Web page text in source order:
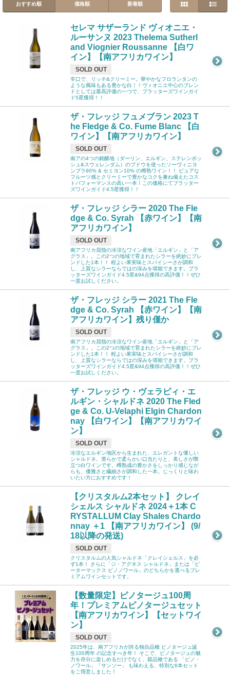
おすすめ順 価格順 新着順
セレマ サザーランド ヴィオニエ・
ルーサンヌ 2023 Thelema Sutherl
and Viognier Roussanne 【白ワ
イン】【南アフリカワイン】
SOLD OUT
辛口で、リッチ&クリーミー。華やかなフロランタンの
ような風味もある豊かな白！！ヴィオニエ中心のブレン
ドとしては最高評価の一つで、プラッターズワインガイ
ド5星獲得！！
ザ・フレッジ フュメブラン 2023 T
he Fledge & Co. Fume Blanc 【白
ワイン】【南アフリカワイン】
SOLD OUT
南アの4つの銘醸地（ダーリン、エルギン、ステレンボッ
シュ&スウェレンダム）のブドウを使ったソーヴィニヨ
ンブラ90% & セミヨン10% の樽熟ワイン！！ ピュアな
フルーツ感とクリーミーで豊かなコクを兼ね備えたコス
トパフォーマンスの高い一本！この価格にてプラッター
ズワインガイド4.5星獲得！！
ザ・フレッジ シラー 2020 The Fle
dge & Co. Syrah 【赤ワイン】【南
アフリカワイン】
SOLD OUT
南アフリカ屈指の冷涼なワイン産地「エルギン」と「ア
グラス」。この2つの地域で育まれたシラーを絶妙にブレ
ンドした1本！！ 程よい果実味とスパイシーさが調和
し、上質なシラーならではの深みを堪能できます。プラ
ッターズワインガイド4.5星&94点獲得の高評価！！ぜひ
一度お試しください。
ザ・フレッジ シラー 2021 The Fle
dge & Co. Syrah 【赤ワイン】【南
アフリカワイン】残り僅か
SOLD OUT
南アフリカ屈指の冷涼なワイン産地「エルギン」と「ア
グラス」。この2つの地域で育まれたシラーを絶妙にブレ
ンドした1本！！ 程よい果実味とスパイシーさが調和
し、上質なシラーならではの深みを堪能できます。プラ
ッターズワインガイド4.5星&94点獲得の高評価！！ぜひ
一度お試しください。
ザ・フレッジ ウ・ヴェラピィ・エ
ルギン・シャルドネ 2020 The Fled
ge & Co. U-Velaphi Elgin Chardon
nay 【白ワイン】【南アフリカワイ
ン】
SOLD OUT
冷涼なエルギン地区から生まれた、エレガントな優しい
シャルドネ。滑らかで柔らかい口当たりと、美しさが際
立つ白ワインです。樽熟成の豊かさをしっかり感じなが
らも、優雅さと繊細さが調和した一本。じっくりと味わ
いたい方におすすめです！
【クリスタルム2本セット】 クレイ
シェルス シャルドネ 2024＋1本 C
RYSTALLUM Clay Shales Chardo
nnay ＋1 【南アフリカワイン】 (9/
18以降の発送)
SOLD OUT
クリスタルムの人気シャルドネ「クレイシェルス」を必
ず1本！ さらに「ジ・アグネス シャルドネ」または「ピ
ーターマックス ピノノワール」のどちらかを選べるプレ
ミアムワインセットです。
【数量限定】ピノタージュ100周
年！プレミアムピノタージュセット
【南アフリカワイン】【セットワイ
ン】
SOLD OUT
2025年は、南アフリカが誇る独自品種 ピノタージュ誕
生100周年 の記念すべき年！ そこで、ピノタージュの魅
力を存分に楽しめるだけでなく、親品種である 「ピノ・
ノワール」「サンソー」 も味わえる、特別な6本セット
をご用意しました！